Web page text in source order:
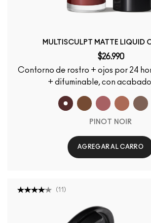
MULTISCULPT MATTE LIQUID
$26.990
Contorno de rostro + ojos por 24
+ difuminable, con
PINOT NOIR
AGREGAR AL CARRO
(11 )